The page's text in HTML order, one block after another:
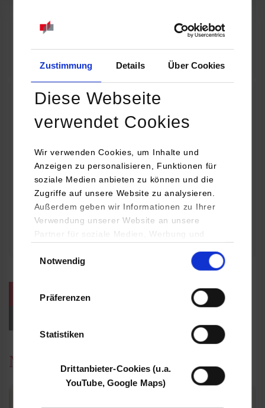
Zustimmung Details Über Cookies
Diese Webseite
verwendet Cookies
Wir verwenden Cookies, um Inhalte und
Anzeigen zu personalisieren, Funktionen für
soziale Medien anbieten zu können und die
Zugriffe auf unsere Website zu analysieren.
Außerdem geben wir Informationen zu Ihrer
Verwendung unserer Website an unsere
Partner für soziale Medien, Werbung und
YouTube, Google Maps) führen diese
Daten zusammen, die Sie ihnen bereitgestellt
haben oder die sie im Rahmen Ihrer Nutzung
Notwendig
Präferenzen
Statistiken
Drittanbieter-Cookies (u.a.
YouTube, Google Maps)
Online INDIS-Infoveranstaltung für Studierende
Zum Event
Technologietag: Clean Urban Transportation –
nachhaltige Mobilität im (sub)urbanen Umfeld
16.09.2026 - 17.09.2026
Im Mittelpunkt stehen elektrische Antriebe, moderne
Batterietechnologien und innovative Fahrzeugkonzepte für
nachhaltige Mobilität in Stadt und…
weitere Veranstaltungen / Termine
News